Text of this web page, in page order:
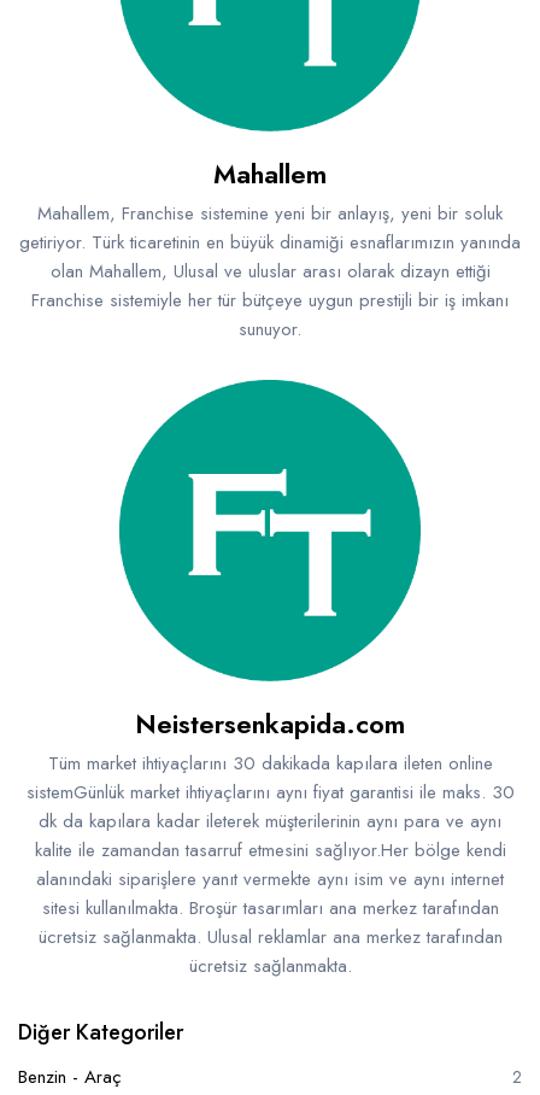
Mahallem
Mahallem, Franchise sistemine yeni bir anlayış, yeni bir soluk
getiriyor. Türk ticaretinin en büyük dinamiği esnaflarımızın yanında
olan Mahallem, Ulusal ve uluslar arası olarak dizayn ettiği
Franchise sistemiyle her tür bütçeye uygun prestijli bir iş imkanı
sunuyor.
Neistersenkapida.com
Tüm market ihtiyaçlarını 30 dakikada kapılara ileten online
sistemGünlük market ihtiyaçlarını aynı fiyat garantisi ile maks. 30
dk da kapılara kadar ileterek müşterilerinin aynı para ve aynı
kalite ile zamandan tasarruf etmesini sağlıyor.Her bölge kendi
alanındaki siparişlere yanıt vermekte aynı isim ve aynı internet
sitesi kullanılmakta. Broşür tasarımları ana merkez tarafından
ücretsiz sağlanmakta. Ulusal reklamlar ana merkez tarafından
ücretsiz sağlanmakta.
Diğer Kategoriler
Benzin - Araç 2